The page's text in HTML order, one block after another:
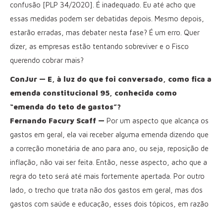
confusão [PLP 34/2020]. É inadequado. Eu até acho que
essas medidas podem ser debatidas depois. Mesmo depois,
estarão erradas, mas debater nesta fase? É um erro. Quer
dizer, as empresas estão tentando sobreviver e o Fisco
querendo cobrar mais?
ConJur — E, à luz do que foi conversado, como fica a
emenda constitucional 95, conhecida como
“emenda do teto de gastos”?
Fernando Facury Scaff — Por um aspecto que alcança os
gastos em geral, ela vai receber alguma emenda dizendo que
a correção monetária de ano para ano, ou seja, reposição de
inflação, não vai ser feita. Então, nesse aspecto, acho que a
regra do teto será até mais fortemente apertada. Por outro
lado, o trecho que trata não dos gastos em geral, mas dos
gastos com saúde e educação, esses dois tópicos, em razão